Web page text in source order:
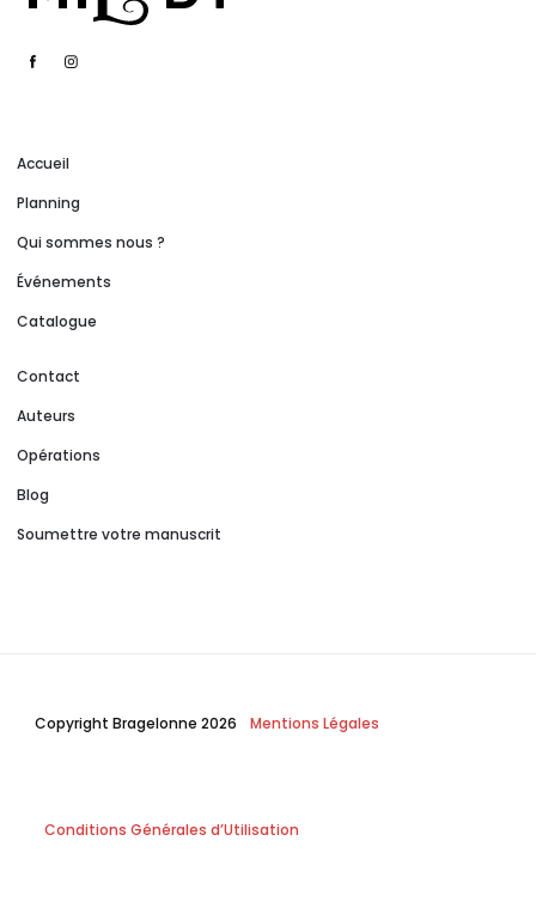
Accueil
Planning
Qui sommes nous ?
Événements
Catalogue
Contact
Auteurs
Opérations
Blog
Soumettre votre manuscrit
Copyright Bragelonne 2026 Mentions Légales
Conditions Générales d’Utilisation